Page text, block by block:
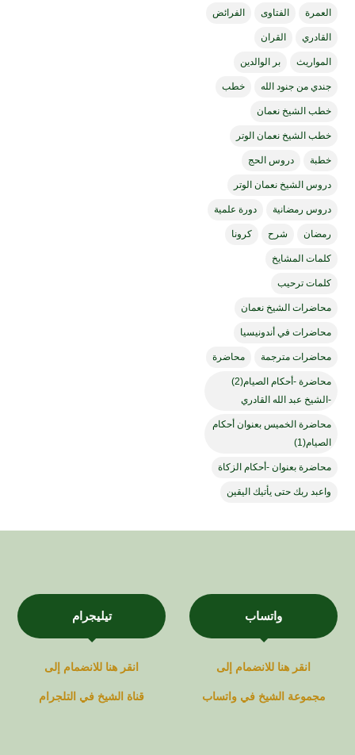
العمرة الفتاوى الفرائض
القادري القران
المواريث بر الوالدين
جندي من جنود الله خطب
خطب الشيخ نعمان
خطب الشيخ نعمان الوتر
خطبة دروس الحج
دروس الشيخ نعمان الوتر
دروس رمضانية دورة علمية
رمضان شرح كرونا
كلمات المشايخ
كلمات ترحيب
محاضرات الشيخ نعمان
محاضرات في أندونيسيا
محاضرات مترجمة محاضرة
محاضرة -أحكام الصيام(2)
-الشيخ عبد الله القادري
محاضرة الخميس بعنوان أحكام
الصيام(1)
محاضرة بعنوان -أحكام الزكاة
واعبد ربك حتى يأتيك اليقين
واتساب
انقر هنا للانضمام إلى
مجموعة الشيخ فيواتساب
تيليجرام
انقر هنا للانضمام إلى
قناة الشيخ في التلجرام